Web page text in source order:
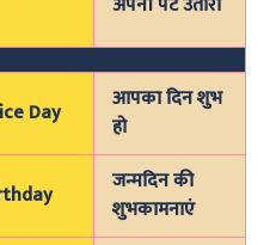
Day
आपका दिन शुभ
हो
जन्मदिन की
शुभकामनाएं